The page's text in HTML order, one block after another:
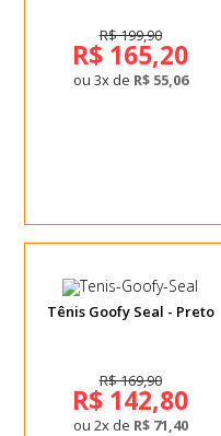
R$ 199,90
R$ 165,20
ou 3x de R$ 55,06
Tênis Goofy Seal - Preto
R$ 169,90
R$ 142,80
ou 2x de R$ 71,40